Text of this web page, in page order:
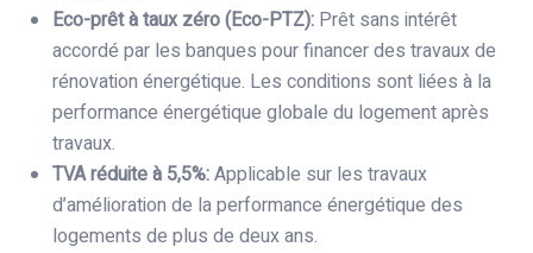
Eco-prêt à taux zéro (Eco-PTZ): Prêt sans intérêt
accordé par les banques pour financer des travaux de
rénovation énergétique. Les conditions sont liées à la
performance énergétique globale du logement après
travaux.
TVA réduite à 5,5%:Applicable sur les travaux
d’amélioration de la performance énergétique des
logements de plus de deux ans.